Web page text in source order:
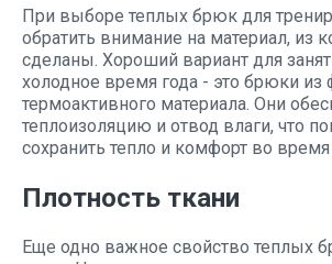
При выборе теплых брюк для
обратить внимание на материал, из
сделаны. Хороший вариант для
холодное время года - это брюки из
термоактивного материала. Они
теплоизоляцию и отвод влаги, что
сохранить тепло и комфорт во
Плотность ткани
Еще одно важное свойство теплых